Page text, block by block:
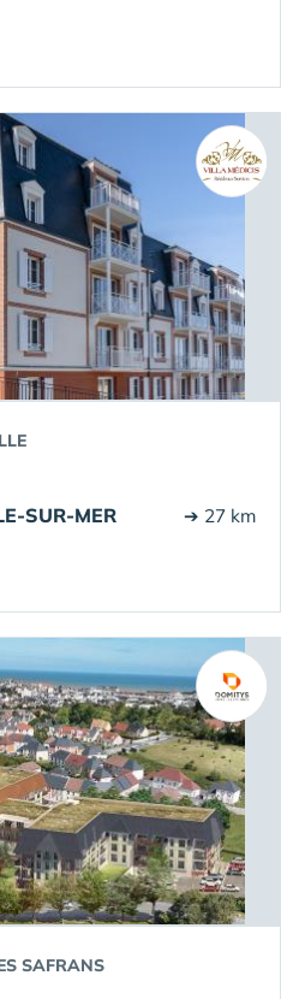
SUR-MER ➔ 27 km
SAFRANS